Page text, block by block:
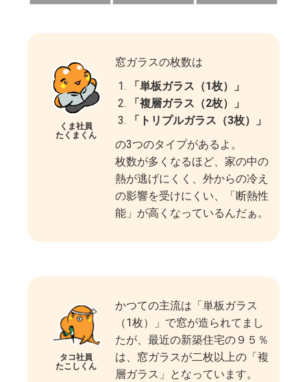
くま社員
たくまくん
窓ガラスの枚数は
「単板ガラス（1枚）」
「複層ガラス（2枚）」
「トリプルガラス（3枚）」
の3つのタイプがあるよ。
枚数が多くなるほど、家の中の
熱が逃げにくく、外からの冷え
の影響を受けにくい、「断熱性
能」が高くなっているんだぁ。
タコ社員
たこしくん
かつての主流は「単板ガラス
（1枚）」で窓が造られてまし
たが、最近の新築住宅の９５％
は、窓ガラスが二枚以上の「複
層ガラス」となっています。